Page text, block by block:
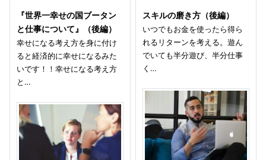
『世界一幸せの国ブータン
と仕事について』（後編）
幸せになる考え方を身に付け
ると経済的に幸せになるみた
いです！！幸せになる考え方
と…
スキルの磨き方（後編）
いつでもお金を使ったら得ら
れるリターンを考える。遊ん
でいても半分遊び、半分仕事
く…